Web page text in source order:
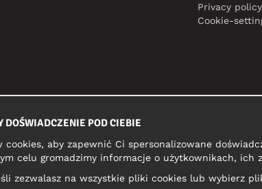
Privacy policy
Cookie-
DOŚWIADCZENIE POD CIEBIE
cookies, aby zapewnić Ci spersonalizowane
celu gromadzimy informacje o użytkownikach, ich
zezwalasz na wszystkie pliki cookies lub wybierz